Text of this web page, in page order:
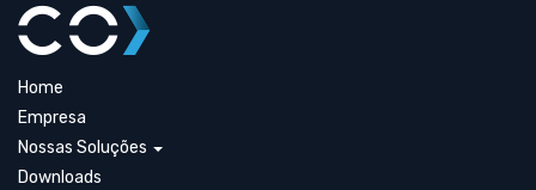
Home
Empresa
Nossas Soluções
Downloads